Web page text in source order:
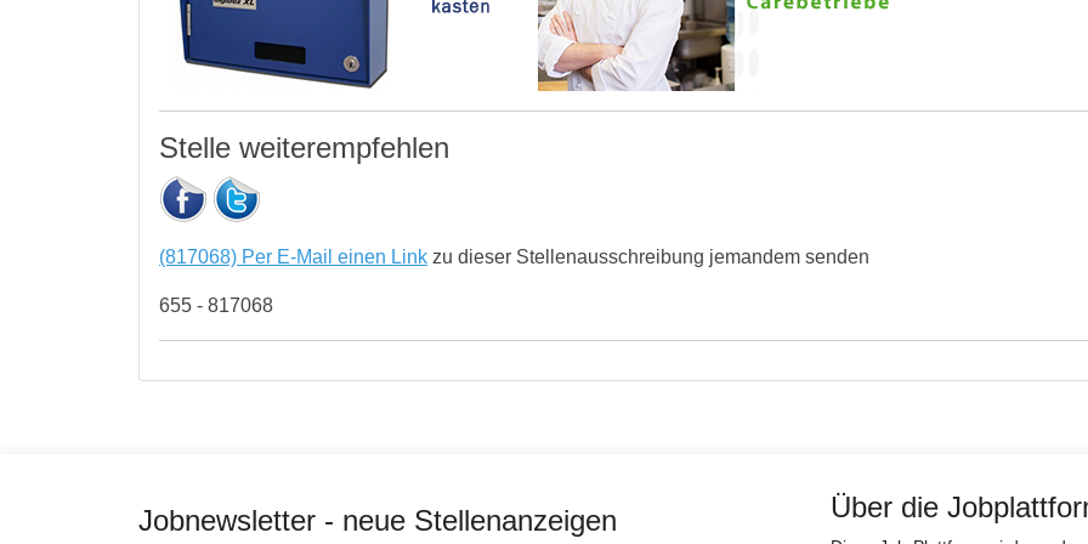
Stelle weiterempfehlen
(817068) Per E-Mail einen Link zu dieser Stellenausschreibung jemandem senden
655 - 817068
Jobnewsletter - neue Stellenanzeigen Über die